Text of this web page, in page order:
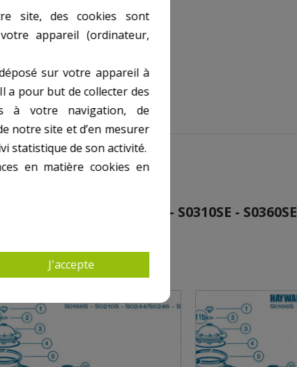
S0210S - S0244-S0246 - S0310SE - S0360SE
site, des cookies sont
appareil (ordinateur,
sur votre appareil à
a pour but de collecter des
à votre navigation, de
notre site et d’en mesurer
statistique de son activité.
en matière cookies en
J'accepte